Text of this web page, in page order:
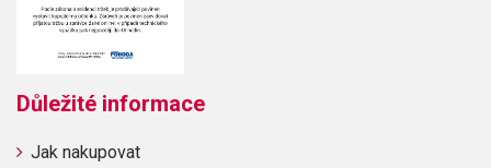
Důležité informace
Jak nakupovat